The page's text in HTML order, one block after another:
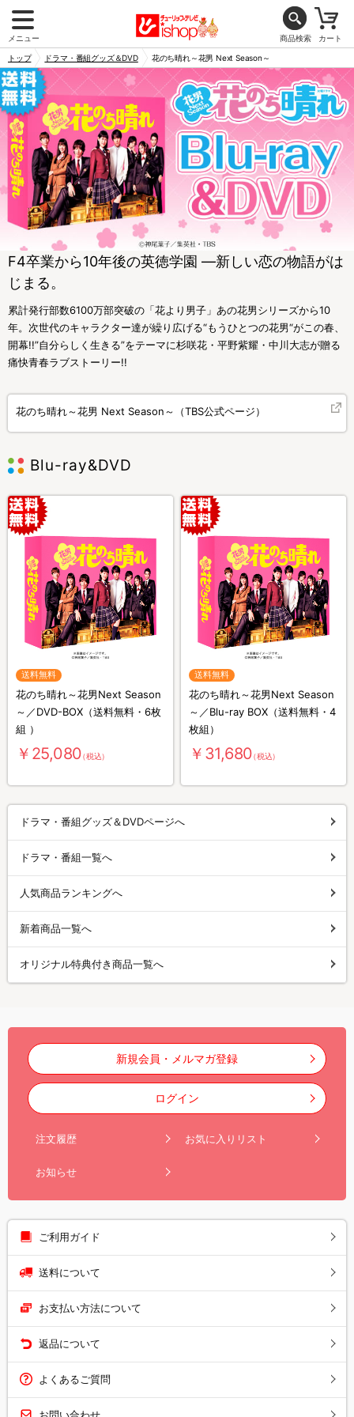
メニュー 商品検索 カート
トップ ドラマ・番組グッズ＆DVD 花のち晴れ～花男 Next Season～
F4卒業から10年後の英徳学園 ―新しい恋の物語がは
じまる。
累計発行部数6100万部突破の「花より男子」あの花男シリーズから10
年。次世代のキャラクター達が繰り広げる“もうひとつの花男“がこの春、
開幕!!”自分らしく生きる”をテーマに杉咲花・平野紫耀・中川大志が贈る
痛快青春ラブストーリー!!
花のち晴れ～花男 Next Season～（TBS公式ページ）
Blu-ray&DVD
送料無料
花のち晴れ～花男Next Season
～／DVD-BOX（送料無料・6枚
組 ）
￥25,080（税込）
送料無料
花のち晴れ～花男Next Season
～／Blu-ray BOX（送料無料・4
枚組）
￥31,680（税込）
ドラマ・番組グッズ＆DVDページへ
ドラマ・番組一覧へ
人気商品ランキングへ
新着商品一覧へ
オリジナル特典付き商品一覧へ
新規会員・メルマガ登録
ログイン
注文履歴 お気に入りリスト
お知らせ
ご利用ガイド
送料について
お支払い方法について
返品について
よくあるご質問